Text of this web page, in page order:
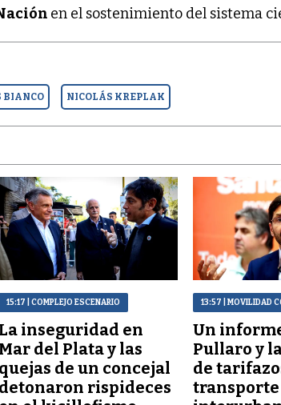
en el sostenimiento del sistema
BIANCO NICOLÁS KREPLAK
15:17 | COMPLEJO ESCENARIO
La inseguridad en
Mar del Plata y las
quejas de un concejal
detonaron rispideces
13:57 | MOVILIDAD
Un
Pullaro y
de